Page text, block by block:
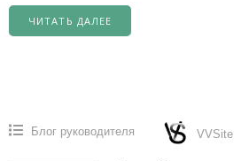
ЧИТАТЬ ДАЛЕЕ
Блог руководителя VVSite